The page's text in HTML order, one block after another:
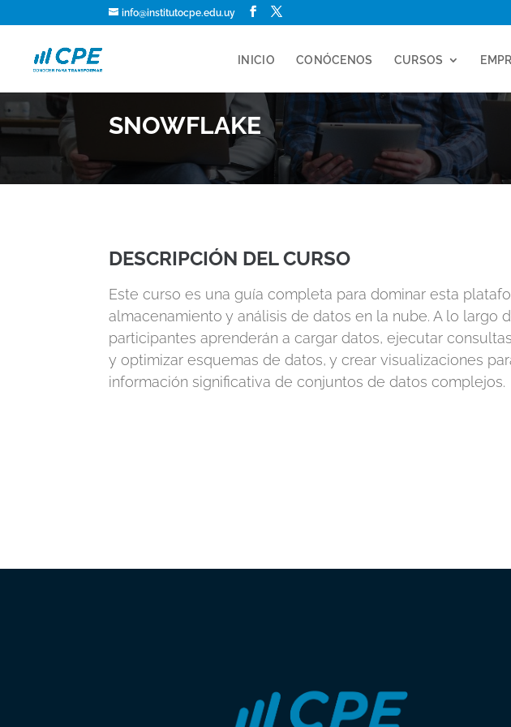
info@institutocpe.edu.uy
INICIO CONÓCENOS CURSOS
SNOWFLAKE
DESCRIPCIÓN DEL CURSO
Este curso es una guía completa para dominar esta
almacenamiento y análisis de datos en la nube. A lo largo
participantes aprenderán a cargar datos, ejecutar
y optimizar esquemas de datos, y crear visualizaciones
información significativa de conjuntos de datos complejos.